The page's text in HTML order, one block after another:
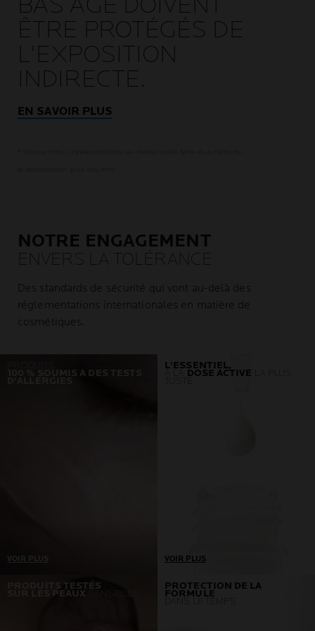
ÊTRE PROTÉGÉS DE
L'EXPOSITION
INDIRECTE.
EN SAVOIR PLUS
NOTRE ENGAGEMENT
ENVERS LA TOLÉRANCE
Des standards de sécurité qui vont au-delà des
réglementations internationales en matière de
cosmétiques.
100 % SOUMIS A DES TESTS
VOIR PLUS
Un seul prérequis : aucune
réaction allergique
L'ESSENTIEL,
DOSE ACTIVE
VOIR PLUS
Développés en
collaboration avec des
PRODUITS TESTÉS
SUR LES PEAUX
PROTECTION DE LA
FORMULE